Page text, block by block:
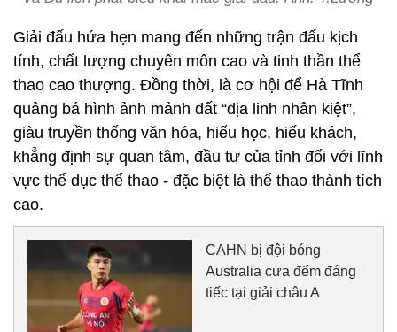
Giải đấu hứa hẹn mang đến những trận đấu kịch
tính, chất lượng chuyên môn cao và tinh thần thể
thao cao thượng. Đồng thời, là cơ hội để Hà Tĩnh
quảng bá hình ảnh mảnh đất “địa linh nhân kiệt”,
giàu truyền thống văn hóa, hiếu học, hiếu khách,
khẳng định sự quan tâm, đầu tư của tỉnh đối với lĩnh
vực thể dục thể thao - đặc biệt là thể thao thành tích
cao.
CAHN bị đội bóng
Australia cưa đểm đáng
tiếc tại giải châu A